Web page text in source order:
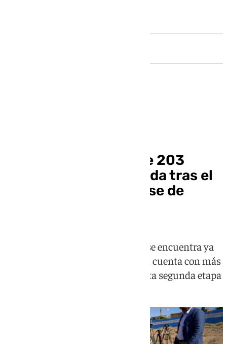
Arrancan las obras de 203
nuevas VPO en Granada tras el
éxito de la primera fase de
La promoción, cuya primera fase se encuentra ya
vendida al 95 % y en construcción, cuenta con más
de 600 familias interesadas en esta segunda etapa